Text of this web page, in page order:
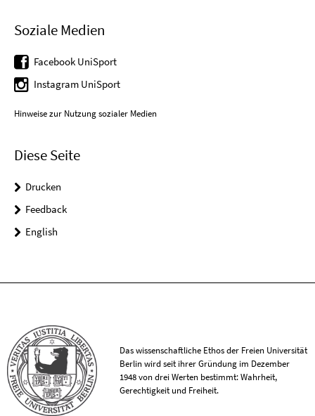
Soziale Medien
Facebook UniSport
Instagram UniSport
Hinweise zur Nutzung sozialer Medien
Diese Seite
Drucken
Feedback
English
Das wissenschaftliche Ethos der Freien Universität
Berlin wird seit ihrer Gründung im Dezember
1948 von drei Werten bestimmt: Wahrheit,
Gerechtigkeit und Freiheit.